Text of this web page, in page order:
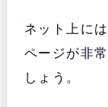
ネット上に
ページが非
しょう。